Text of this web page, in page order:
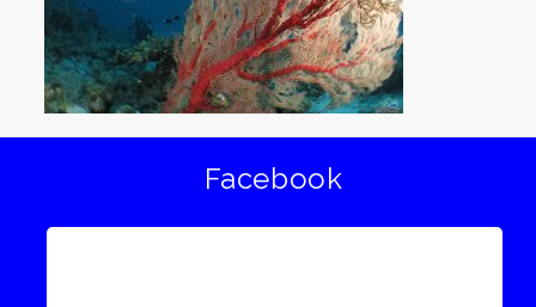
Facebook